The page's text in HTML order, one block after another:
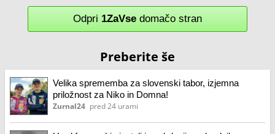
Odpri 1ZaVse domačo stran
Preberite še
Velika sprememba za slovenski tabor, izjemna
priložnost za Niko in Domna!
Zurnal24 pred 24 urami